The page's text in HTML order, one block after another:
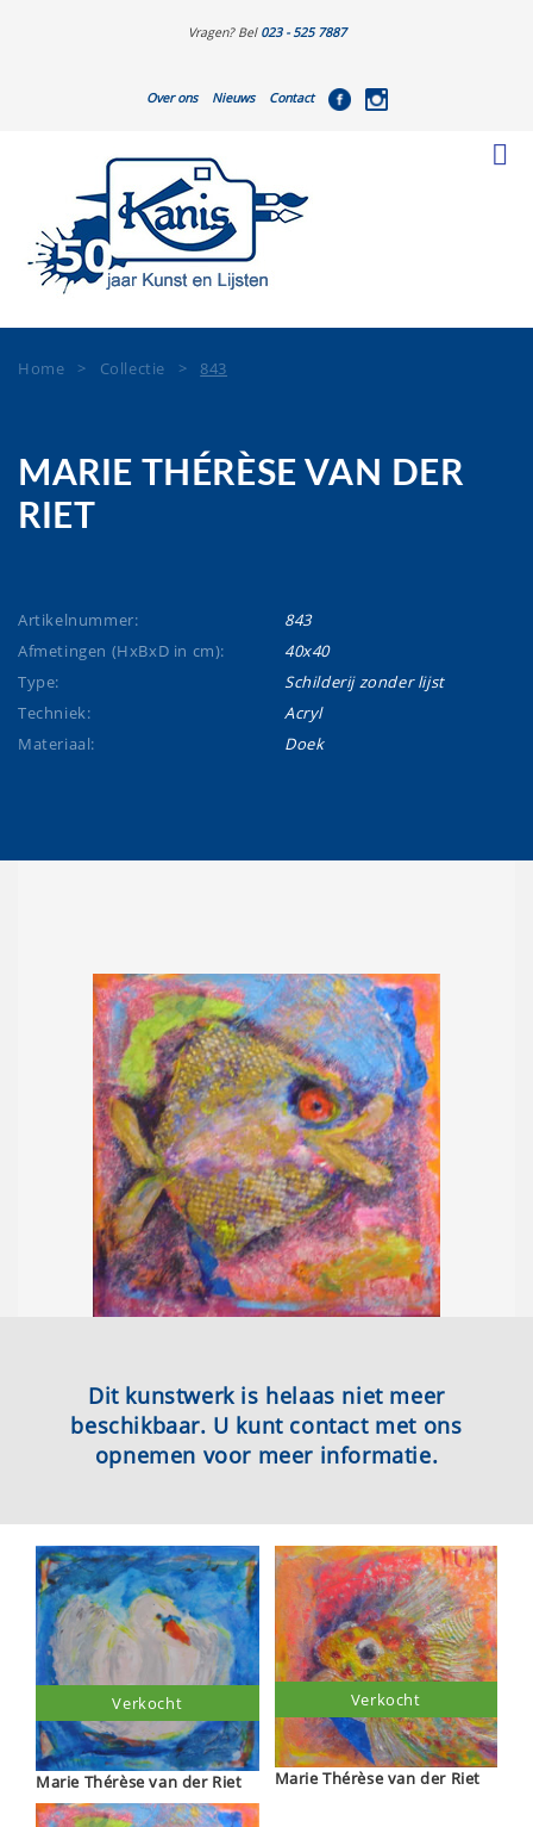
Vragen? Bel 023 - 525 7887
Over ons Nieuws Contact
Home > Collectie > 843
MARIE THÉRÈSE VAN DER
RIET
Artikelnummer:
843
Afmetingen (HxBxD in cm):
40x40
Type:
Schilderij zonder lijst
Techniek:
Acryl
Materiaal:
Doek
Dit kunstwerk is helaas niet meer
beschikbaar. U kunt contact met ons
opnemen voor meer informatie.
Marie Thérèse van der Riet
Verkocht
Marie Thérèse van der Riet
Verkocht